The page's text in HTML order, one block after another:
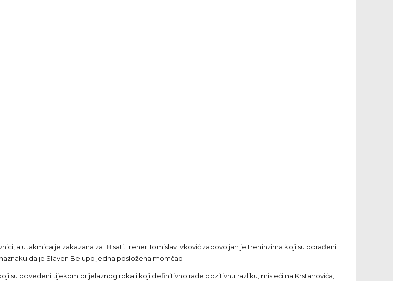
a utakmica je zakazana za 18 sati.Trener Tomislav Ivković zadovoljan je treninzima koji su odrađeni
da je Slaven Belupo jedna posložena momčad.
su dovedeni tijekom prijelaznog roka i koji definitivno rade pozitivnu razliku, misleći na Krstanovića,